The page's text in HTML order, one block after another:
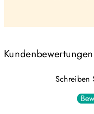
Kundenbewertungen
Schreiben